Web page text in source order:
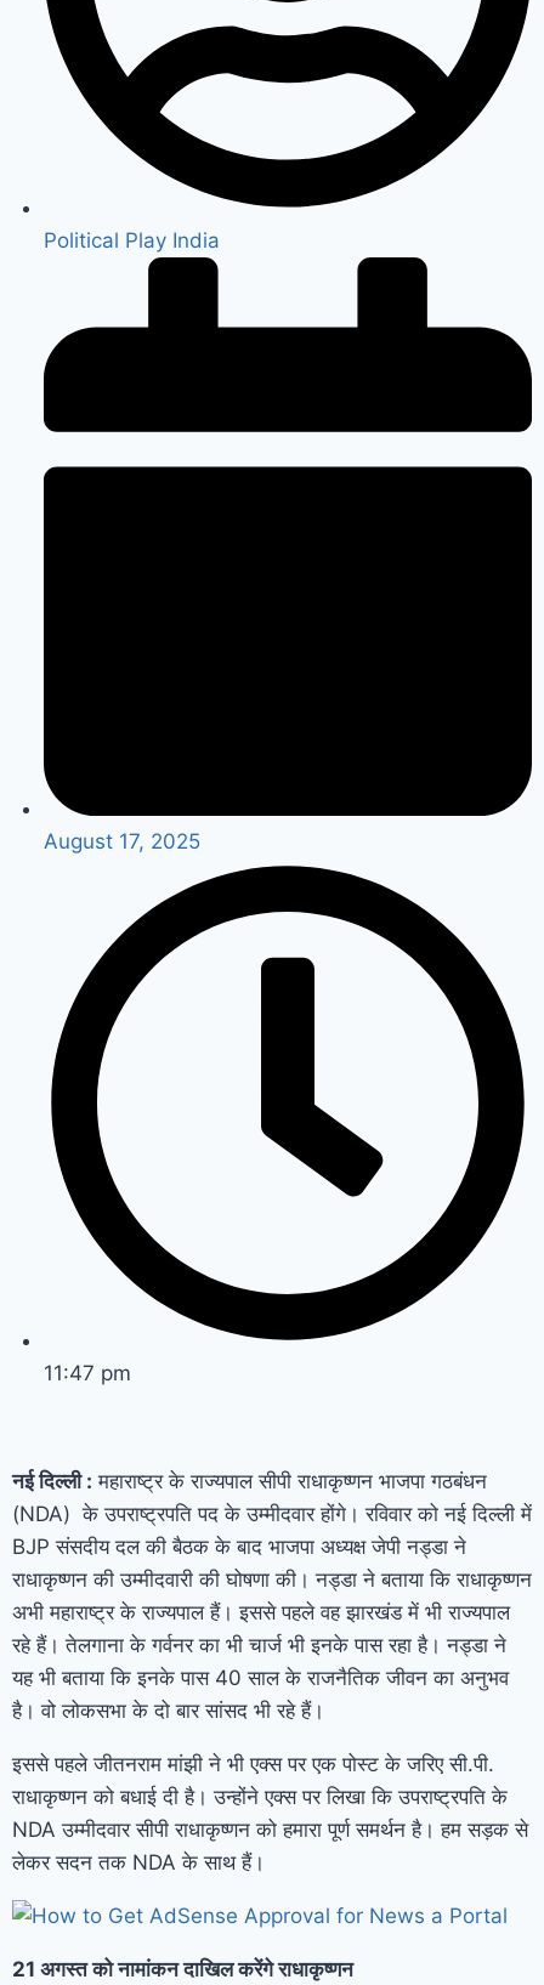
Political Play India
August 17, 2025
11:47 pm
नई दिल्ली : महाराष्ट्र के राज्यपाल सीपी राधाकृष्णन भाजपा गठबंधन
(NDA) के उपराष्ट्रपति पद के उम्मीदवार होंगे। रविवार को नई दिल्ली में
BJP संसदीय दल की बैठक के बाद भाजपा अध्यक्ष जेपी नड्डा ने
राधाकृष्णन की उम्मीदवारी की घोषणा की। नड्डा ने बताया कि राधाकृष्णन
अभी महाराष्ट्र के राज्यपाल हैं। इससे पहले वह झारखंड में भी राज्यपाल
रहे हैं। तेलगाना के गर्वनर का भी चार्ज भी इनके पास रहा है। नड्डा ने
यह भी बताया कि इनके पास 40 साल के राजनैतिक जीवन का अनुभव
है। वो लोकसभा के दो बार सांसद भी रहे हैं।
इससे पहले जीतनराम मांझी ने भी एक्स पर एक पोस्ट के जरिए सी.पी.
राधाकृष्णन को बधाई दी है। उन्होंने एक्स पर लिखा कि उपराष्ट्रपति के
NDA उम्मीदवार सीपी राधाकृष्णन को हमारा पूर्ण समर्थन है। हम सड़क से
लेकर सदन तक NDA के साथ हैं।
21 अगस्त को नामांकन दाखिल करेंगे राधाकृष्णन